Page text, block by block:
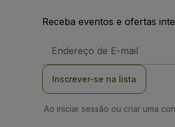
Receba eventos e ofertas
de
Inscrever-se na lista
Ao iniciar sessão ou criar uma